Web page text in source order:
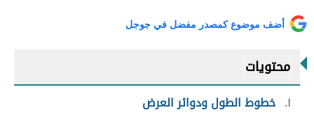
أضف موضوع كمصدر مفضل في جوجل
محتويات
١ خطوط الطول ودوائر العرض